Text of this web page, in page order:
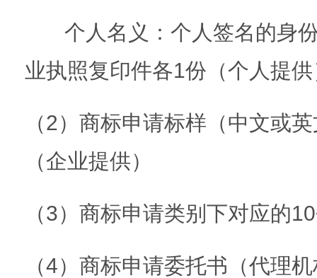
个人名义：个人签名的身份
业执照复印件各1份（个人提
（2）商标申请标样（中文或
（企业提供）
（3）商标申请类别下对应的
（4）商标申请委托书（代理